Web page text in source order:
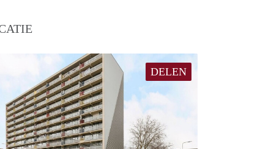
DELEN